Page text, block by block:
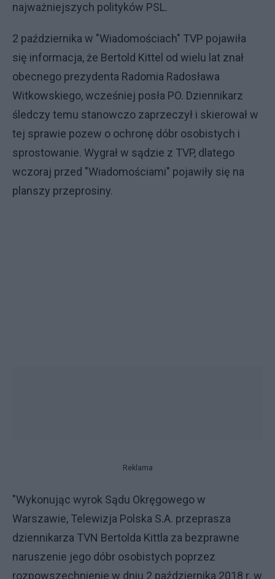
najważniejszych polityków PSL.
2 października w "Wiadomościach" TVP pojawiła
się informacja, że Bertold Kittel od wielu lat znał
obecnego prezydenta Radomia Radosława
Witkowskiego, wcześniej posła PO. Dziennikarz
śledczy temu stanowczo zaprzeczył i skierował w
tej sprawie pozew o ochronę dóbr osobistych i
sprostowanie. Wygrał w sądzie z TVP, dlatego
wczoraj przed "Wiadomościami" pojawiły się na
planszy przeprosiny.
Reklama
"Wykonując wyrok Sądu Okręgowego w
Warszawie, Telewizja Polska S.A. przeprasza
dziennikarza TVN Bertolda Kittla za bezprawne
naruszenie jego dóbr osobistych poprzez
rozpowszechnienie w dniu 2 października 2018 r. w